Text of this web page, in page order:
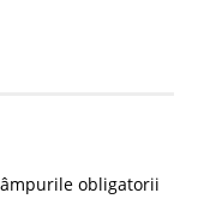
obligatorii